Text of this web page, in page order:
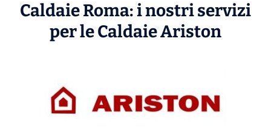
Caldaie Roma: i nostri servizi
per le CaldaieAriston